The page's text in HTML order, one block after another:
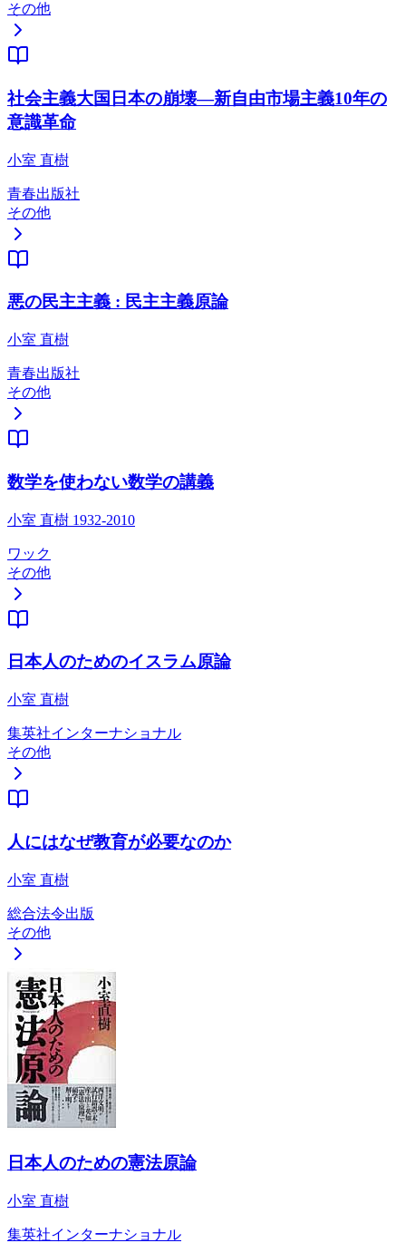
その他
社会主義大国日本の崩壊―新自由市場主義10年の
意識革命
小室 直樹
青春出版社
その他
悪の民主主義 : 民主主義原論
小室 直樹
青春出版社
その他
数学を使わない数学の講義
小室 直樹 1932-2010
ワック
その他
日本人のためのイスラム原論
小室 直樹
集英社インターナショナル
その他
人にはなぜ教育が必要なのか
小室 直樹
総合法令出版
その他
日本人のための憲法原論
小室 直樹
集英社インターナショナル